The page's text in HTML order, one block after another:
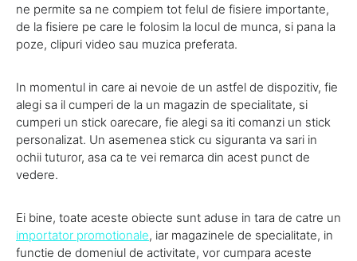
ne permite sa ne compiem tot felul de fisiere importante,
de la fisiere pe care le folosim la locul de munca, si pana la
poze, clipuri video sau muzica preferata.
In momentul in care ai nevoie de un astfel de dispozitiv, fie
alegi sa il cumperi de la un magazin de specialitate, si
cumperi un stick oarecare, fie alegi sa iti comanzi un stick
personalizat. Un asemenea stick cu siguranta va sari in
ochii tuturor, asa ca te vei remarca din acest punct de
vedere.
Ei bine, toate aceste obiecte sunt aduse in tara de catre un
importator promotionale, iar magazinele de specialitate, in
functie de domeniul de activitate, vor cumpara aceste